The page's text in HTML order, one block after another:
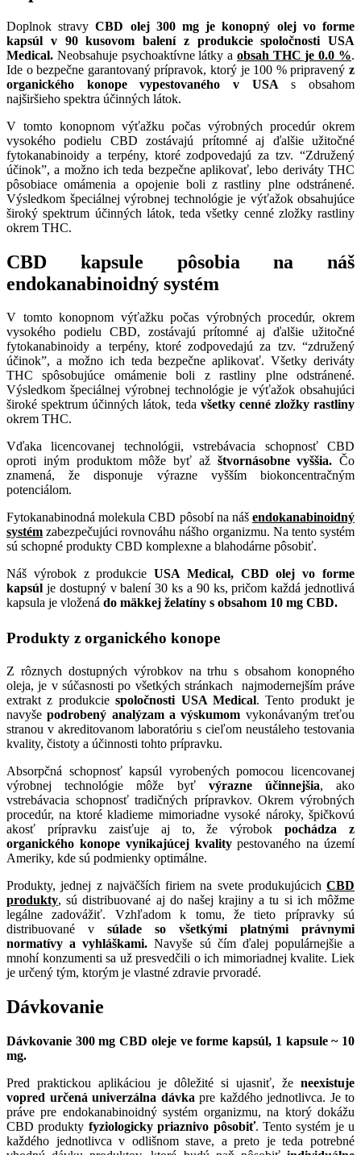
Doplnok stravyCBD olej 300 mg je konopný olej vo forme
kapsúl v 90 kusovom balení z produkcie spoločnosti USA
Medical. Neobsahuje psychoaktívne látky a obsah THC je 0.0 %.
Ide o bezpečne garantovaný prípravok, ktorý je 100 % pripravený z
organického konope vypestovaného v USA s obsahom
najširšieho spektra účinných látok.
V tomto konopnom výťažku počas výrobných procedúr okrem
vysokého podielu CBD zostávajú prítomné aj ďalšie užitočné
fytokanabinoidy a terpény, ktoré zodpovedajú za tzv. “Združený
účinok”, a možno ich teda bezpečne aplikovať, lebo deriváty THC
pôsobiace omámenia a opojenie boli z rastliny plne odstránené.
Výsledkom špeciálnej výrobnej technológie je výťažok obsahujúce
široký spektrum účinných látok, teda všetky cenné zložky rastliny
okrem THC.
CBD kapsule pôsobia na náš
endokanabinoidný systém
V tomto konopnom výťažku počas výrobných procedúr, okrem
vysokého podielu CBD, zostávajú prítomné aj ďalšie užitočné
fytokanabinoidy a terpény, ktoré zodpovedajú za tzv. “združený
účinok”, a možno ich teda bezpečne aplikovať. Všetky deriváty
THC spôsobujúce omámenie boli z rastliny plne odstránené.
Výsledkom špeciálnej výrobnej technológie je výťažok obsahujúci
široké spektrum účinných látok, teda všetky cenné zložky rastliny
okrem THC.
Vďaka licencovanej technológii, vstrebávacia schopnosť CBD
oproti iným produktom môže byť ažštvornásobne vyššia. Čo
znamená, že disponuje výrazne vyšším biokoncentračným
potenciálom.
Fytokanabinodná molekula CBD pôsobí na náš endokanabinoidný
systém zabezpečujúci rovnováhu nášho organizmu. Na tento systém
sú schopné produkty CBD komplexne a blahodárne pôsobiť.
Náš výrobok z produkcieUSA Medical, CBD olej vo forme
kapsúl je dostupný v balení 30 ks a 90 ks, pričom každá jednotlivá
kapsula je vložená do mäkkej želatíny s obsahom 10 mg CBD.
Produkty z organického konope
Z rôznych dostupných výrobkov na trhu s obsahom konopného
oleja, je v súčasnosti po všetkých stránkach najmodernejším práve
extrakt z produkciespoločnosti USA Medical. Tento produkt je
navyšepodrobený analýzam a výskumom vykonávaným treťou
stranou v akreditovanom laboratóriu s cieľom neustáleho testovania
kvality, čistoty a účinnosti tohto prípravku.
Absorpčná schopnosť kapsúl vyrobených pomocou licencovanej
výrobnej technológie môže byť výrazne účinnejšia, ako
vstrebávacia schopnosť tradičných prípravkov. Okrem výrobných
procedúr, na ktoré kladieme mimoriadne vysoké nároky, špičkovú
akosť prípravku zaisťuje aj to, že výrobokpochádza z
organického konope vynikajúcej kvalitypestovaného na území
Ameriky, kde sú podmienky optimálne.
Produkty, jednej z najväčších firiem na svete produkujúcich CBD
produkty, sú distribuované aj do našej krajiny a tu si ich môžme
legálne zadovážiť. Vzhľadom k tomu, že tieto prípravky sú
distribuované v súlade so všetkými platnými právnymi
normatívy a vyhláškami.Navyše sú čím ďalej populárnejšie a
mnohí konzumenti sa už presvedčili o ich mimoriadnej kvalite. Liek
je určený tým, ktorým je vlastné zdravie prvoradé.
Dávkovanie
Dávkovanie 300 mg CBD oleje ve forme kapsúl, 1 kapsule ~ 10
mg.
Pred praktickou aplikáciou je dôležité si ujasniť, že neexistuje
vopred určená univerzálna dávka pre každého jednotlivca. Je to
práve pre endokanabinoidný systém organizmu, na ktorý dokážu
CBD produkty fyziologicky priaznivo pôsobiť. Tento systém je u
každého jednotlivca v odlišnom stave, a preto je teda potrebné